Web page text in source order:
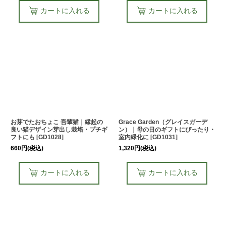
カートに入れる カートに入れる
お芽でたおちょこ 吾輩猫｜縁起の
良い猫デザイン芽出し栽培・プチギ
フトにも [GD1028]
660円(税込)
カートに入れる
Grace Garden（グレイスガーデ
ン）｜母の日のギフトにぴったり・
室内緑化に [GD1031]
1,320円(税込)
カートに入れる